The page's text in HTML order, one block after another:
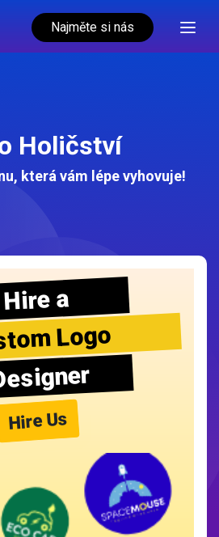
Najměte si nás
Holičství
která vám lépe vyhovuje!
Hire a
Logo
Hire Us